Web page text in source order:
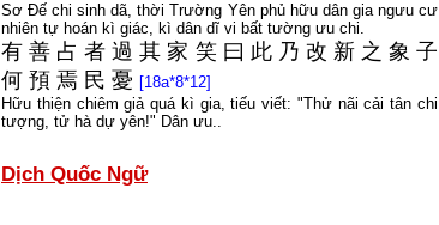
Sơ Đế chi sinh dã, thời Trường Yên phủ hữu dân gia ngưu cư
nhiên tự hoán kì giác, kì dân dĩ vi bất tường ưu chi.
有善 占者過其 家 笑 曰 此 乃 改 新 之象子
何 預 焉 民 憂 [18a*8*12]
Hữu thiện chiêm giả quá kì gia, tiếu viết: "Thử nãi cải tân chi
tượng, tử hà dự yên!" Dân ưu..
Dịch Quốc Ngữ